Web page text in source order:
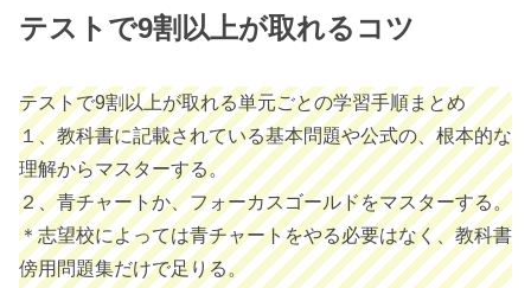
テストで9割以上が取れるコツ
テストで9割以上が取れる単元ごとの学習手順まとめ
１、教科書に記載されている基本問題や公式の、根本的な
理解からマスターする。
２、青チャートか、フォーカスゴールドをマスターする。
＊志望校によっては青チャートをやる必要はなく、教科書
傍用問題集だけで足りる。